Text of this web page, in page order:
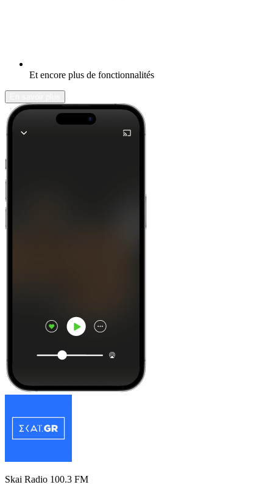
Et encore plus de fonctionnalités
Skai Radio 100.3 FM